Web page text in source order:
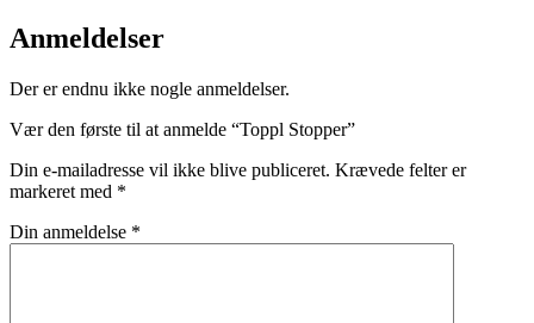
Anmeldelser
Der er endnu ikke nogle anmeldelser.
Vær den første til at anmelde “Toppl Stopper”
Din e-mailadresse vil ikke blive publiceret. Krævede felter er
markeret med *
Din anmeldelse *